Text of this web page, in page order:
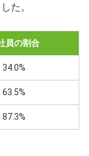
た。
員の割合
34.0%
63.5%
87.3%